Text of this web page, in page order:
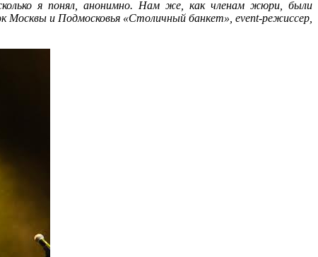
я понял, анонимно. Нам же, как членам жюри, были
Москвы и Подмосковья «Столичный банкет», event-режиссер,